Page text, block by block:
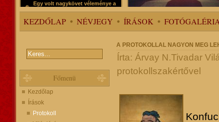
Egy volt nagykövet véleménye a
protokollról
KEZDŐLAP NÉVJEGY ÍRÁSOK
Főmenü
Kezdőlap
Írások
Protokoll
A PROTOKOLLAL NAGYON MEG
Írta: Árvay N.Tivadar
protokollszakértővel